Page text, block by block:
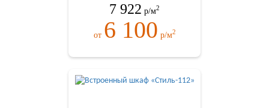
7 922 р/м2
от 6 100 р/м2